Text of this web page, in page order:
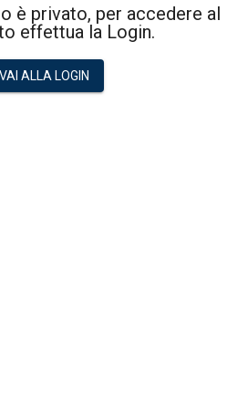
è privato, per accedere al
effettua la Login.
VAI ALLA LOGIN